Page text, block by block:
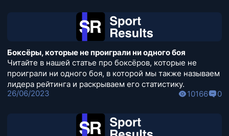
Боксёры, которые не проиграли ни одного боя
Читайте в нашей статье про боксёров, которые не
проиграли ни одного боя, в которой мы также называем
лидера рейтинга и раскрываем его статистику.
26/06/2023
10166 0